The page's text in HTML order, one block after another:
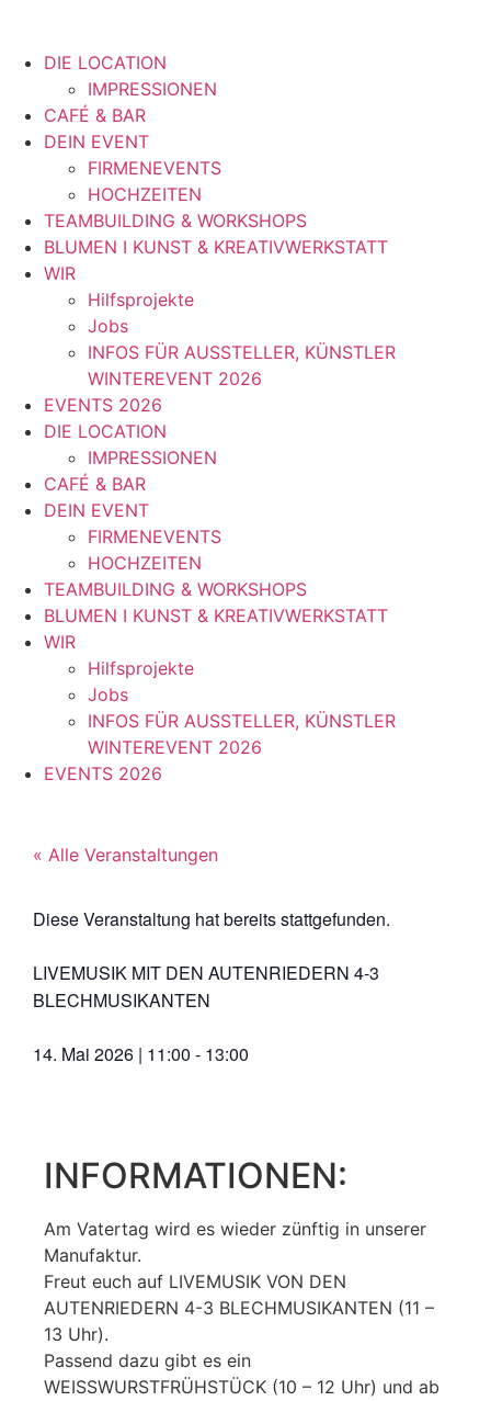
DIE LOCATION
IMPRESSIONEN
CAFÉ & BAR
DEIN EVENT
FIRMENEVENTS
HOCHZEITEN
TEAMBUILDING & WORKSHOPS
BLUMEN I KUNST & KREATIVWERKSTATT
WIR
Hilfsprojekte
Jobs
INFOS FÜR AUSSTELLER, KÜNSTLER
WINTEREVENT 2026
EVENTS 2026
DIE LOCATION
IMPRESSIONEN
CAFÉ & BAR
DEIN EVENT
FIRMENEVENTS
HOCHZEITEN
TEAMBUILDING & WORKSHOPS
BLUMEN I KUNST & KREATIVWERKSTATT
WIR
Hilfsprojekte
Jobs
INFOS FÜR AUSSTELLER, KÜNSTLER
WINTEREVENT 2026
EVENTS 2026
« Alle Veranstaltungen
Diese Veranstaltung hat bereits stattgefunden.
LIVEMUSIK MIT DEN AUTENRIEDERN 4-3
BLECHMUSIKANTEN
14. Mai 2026 | 11:00 - 13:00
INFORMATIONEN:
Am Vatertag wird es wieder zünftig in unserer
Manufaktur.
Freut euch auf LIVEMUSIK VON DEN
AUTENRIEDERN 4-3 BLECHMUSIKANTEN (11 –
13 Uhr).
Passend dazu gibt es ein
WEISSWURSTFRÜHSTÜCK (10 – 12 Uhr) und ab